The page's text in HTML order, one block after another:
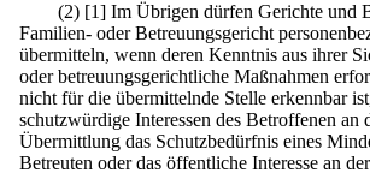
(2) [1] Im Übrigen dürfen Gerichte und
Familien- oder Betreuungsgericht
übermitteln, wenn deren Kenntnis aus ihrer
oder betreuungsgerichtliche Maßnahmen
nicht für die übermittelnde Stelle erkennbar
schutzwürdige Interessen des Betroffenen an
Übermittlung das Schutzbedürfnis eines
Betreuten oder das öffentliche Interesse an